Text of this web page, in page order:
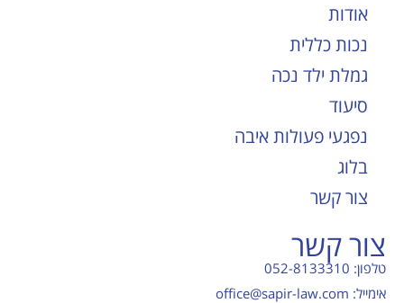
אודות
נכות כללית
גמלת ילד נכה
סיעוד
נפגעי פעולות איבה
בלוג
צור קשר
צור קשר
טלפון: 052-8133310
אימייל: office@sapir-law.com